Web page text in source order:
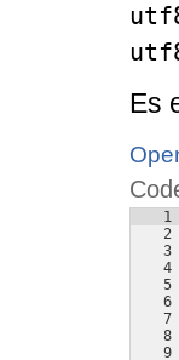
Es
1
2
3
4
5
6
7
8
9